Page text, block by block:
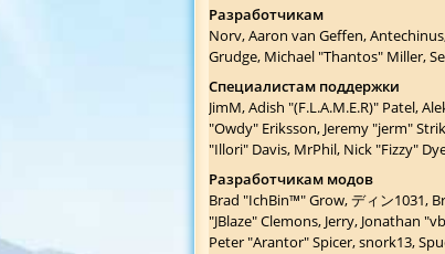
Разработчикам
Norv, Aaron van Geffen,
Grudge, Michael "Thantos" Miller,
Специалистам поддержки
JimM, Adish "(F.L.A.M.E.R)" Patel,
"Owdy" Eriksson, Jeremy "jerm"
"Illori" Davis, MrPhil, Nick "Fizzy"
Разработчикам модов
Brad "IchBin™" Grow, ディン1031,
"JBlaze" Clemons, Jerry, Jonathan
Peter "Arantor" Spicer, snork13,